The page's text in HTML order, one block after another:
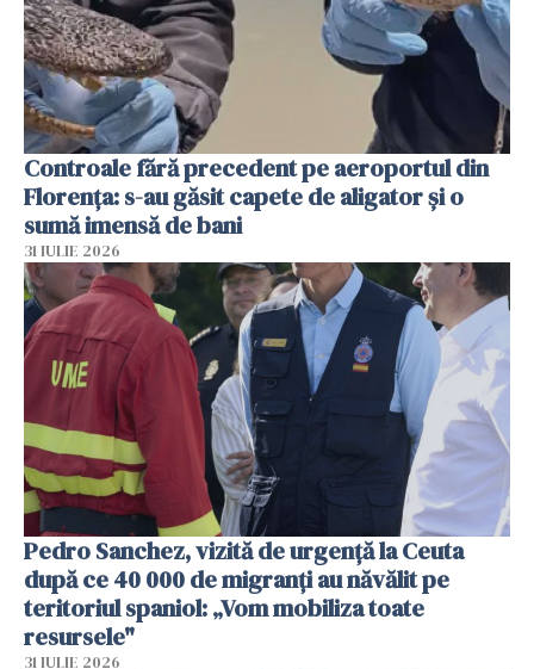
Controale fără precedent pe aeroportul din
Florența: s-au găsit capete de aligator și o
sumă imensă de bani
31 IULIE 2026
Pedro Sanchez, vizită de urgență la Ceuta
după ce 40 000 de migranți au năvălit pe
teritoriul spaniol: „Vom mobiliza toate
resursele"
31 IULIE 2026